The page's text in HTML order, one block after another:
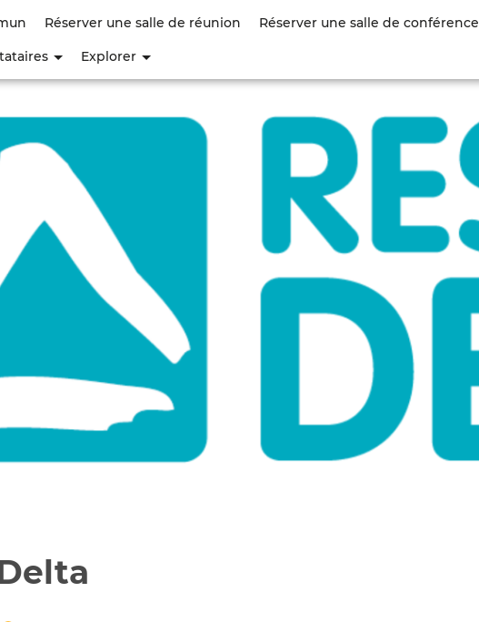
principal
Réserver une salle de réunion Réserver une salle de conférence
Explorer